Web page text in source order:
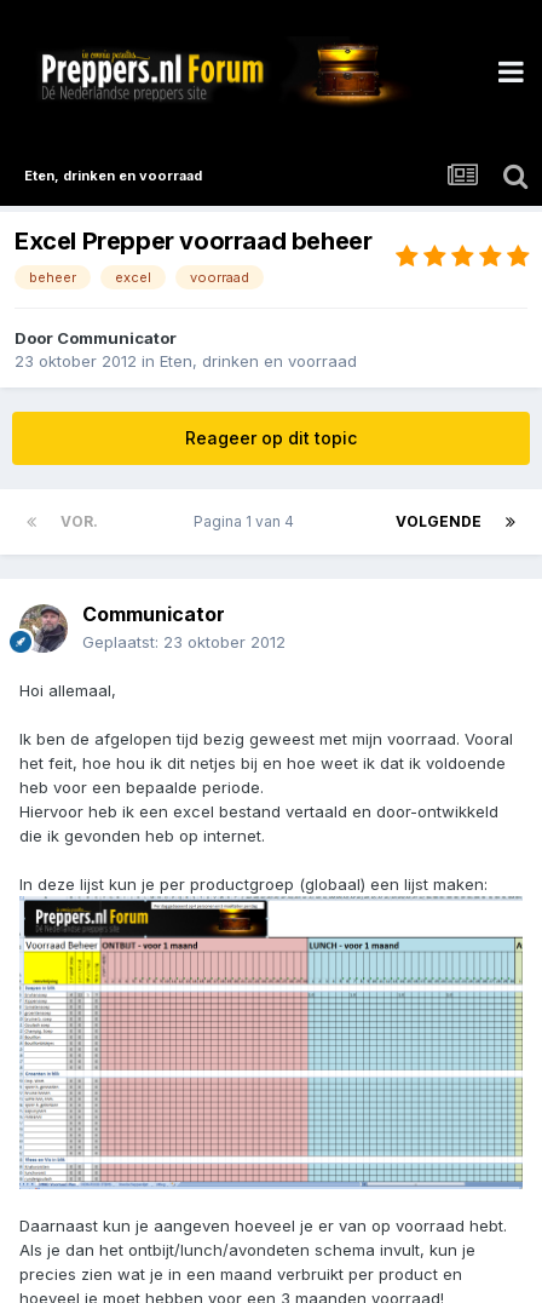
Eten, drinken en voorraad
Excel Prepper voorraad beheer
beheer excel voorraad
Door Communicator
23 oktober 2012 in Eten, drinken en voorraad
Reageer op dit topic
VOR. VOLGENDE
Pagina 1 van 4
Communicator
Geplaatst: 23 oktober 2012
Hoi allemaal,
Ik ben de afgelopen tijd bezig geweest met mijn voorraad. Vooral
het feit, hoe hou ik dit netjes bij en hoe weet ik dat ik voldoende
heb voor een bepaalde periode.
Hiervoor heb ik een excel bestand vertaald en door-ontwikkeld
die ik gevonden heb op internet.
In deze lijst kun je per productgroep (globaal) een lijst maken:
Daarnaast kun je aangeven hoeveel je er van op voorraad hebt.
Als je dan het ontbijt/lunch/avondeten schema invult, kun je
precies zien wat je in een maand verbruikt per product en
hoeveel je moet hebben voor een 3 maanden voorraad!